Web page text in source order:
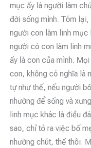
mục ấy là người làm
đời sống mình. Tóm
người con làm linh mục
người có con làm linh
ấy là con của mình.
con, không có nghĩa là
tự như thế, nếu người
nhường để sống và
linh mục khác là điều
sao, chỉ tỏ ra việc bố
nhường chút, thế thôi.